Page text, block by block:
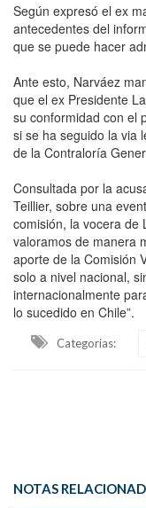
Según expresó el ex
antecedentes del
que se puede hacer
Ante esto, Narváez
que el ex Presidente
su conformidad con el
si se ha seguido la via
de la Contraloría
Consultada por la
Teillier, sobre una
comisión, la vocera de
valoramos de manera
aporte de la Comisión
solo a nivel nacional,
internacionalmente
lo sucedido en Chile”.
Categorias:
NOTAS